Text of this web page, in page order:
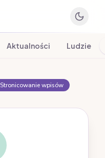
Aktualności Ludzie
Stronicowanie wpisów